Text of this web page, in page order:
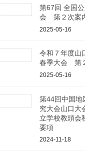
第67回 全国
会 第２次案
2025-05-16
令和７年度山
春季大会 第
2025-05-16
第44回中国地
究大会山口
立学校教頭
要項
2024-11-18